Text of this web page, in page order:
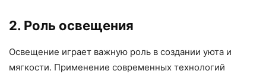
2. Роль освещения
Освещение играет важную роль в создании уюта и
мягкости. Применение современных технологий